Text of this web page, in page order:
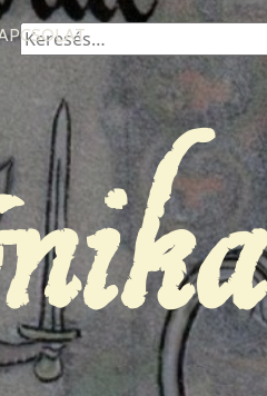
Keresés: